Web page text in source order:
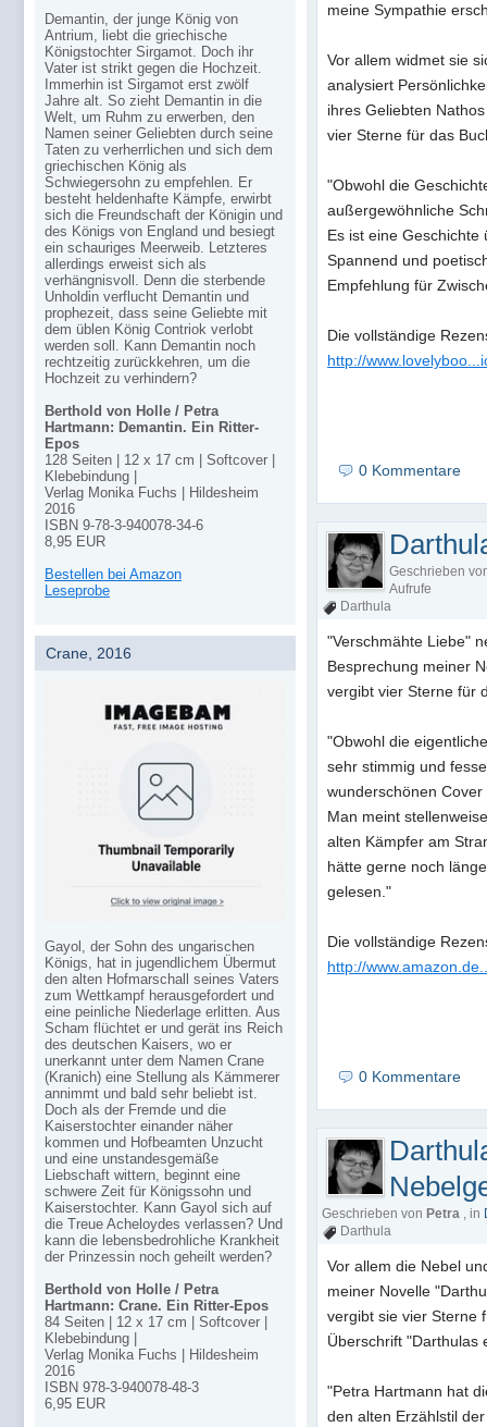
meine Sympathie
Vor allem widmet sie
analysiert
ihres Geliebten
vier Sterne für das
"Obwohl die
außergewöhnliche
Es ist eine
Spannend und
Empfehlung für
Die vollständige
http://
0 Kommentare
Geschrieben
Aufrufe
Darthula
"Verschmähte Liebe"
Besprechung meiner
vergibt vier Sterne für
"Obwohl die
sehr stimmig und
wunderschönen
Man meint
alten Kämpfer am
hätte gerne noch
gelesen."
Die vollständige
http://
0 Kommentare
Geschrieben von Petra , in
Darthula
Vor allem die Nebel
meiner Novelle
vergibt sie vier Sterne
Überschrift "Darthulas
"Petra Hartmann hat
den alten Erzählstil
Demantin, der junge König von
Antrium, liebt die griechische
Königstochter Sirgamot. Doch ihr
Vater ist strikt gegen die Hochzeit.
Immerhin ist Sirgamot erst zwölf
Jahre alt. So zieht Demantin in die
Welt, um Ruhm zu erwerben, den
Namen seiner Geliebten durch seine
Taten zu verherrlichen und sich dem
griechischen König als
Schwiegersohn zu empfehlen. Er
besteht heldenhafte Kämpfe, erwirbt
sich die Freundschaft der Königin und
des Königs von England und besiegt
ein schauriges Meerweib. Letzteres
allerdings erweist sich als
verhängnisvoll. Denn die sterbende
Unholdin verflucht Demantin und
prophezeit, dass seine Geliebte mit
dem üblen König Contriok verlobt
werden soll. Kann Demantin noch
rechtzeitig zurückkehren, um die
Hochzeit zu verhindern?
Berthold von Holle / Petra
Hartmann: Demantin. Ein Ritter-
Epos
128 Seiten | 12 x 17 cm | Softcover |
Klebebindung |
Verlag Monika Fuchs | Hildesheim
2016
ISBN 9-78-3-940078-34-6
8,95 EUR
Bestellen bei Amazon
Leseprobe
Crane, 2016
Gayol, der Sohn des ungarischen
Königs, hat in jugendlichem Übermut
den alten Hofmarschall seines Vaters
zum Wettkampf herausgefordert und
eine peinliche Niederlage erlitten. Aus
Scham flüchtet er und gerät ins Reich
des deutschen Kaisers, wo er
unerkannt unter dem Namen Crane
(Kranich) eine Stellung als Kämmerer
annimmt und bald sehr beliebt ist.
Doch als der Fremde und die
Kaiserstochter einander näher
kommen und Hofbeamten Unzucht
und eine unstandesgemäße
Liebschaft wittern, beginnt eine
schwere Zeit für Königssohn und
Kaiserstochter. Kann Gayol sich auf
die Treue Acheloydes verlassen? Und
kann die lebensbedrohliche Krankheit
der Prinzessin noch geheilt werden?
Berthold von Holle / Petra
Hartmann: Crane. Ein Ritter-Epos
84 Seiten | 12 x 17 cm | Softcover |
Klebebindung |
Verlag Monika Fuchs | Hildesheim
2016
ISBN 978-3-940078-48-3
6,95 EUR